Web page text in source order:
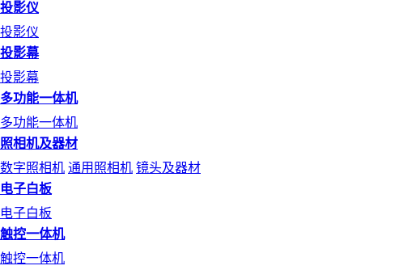
投影仪
投影仪
投影幕
投影幕
多功能一体机
多功能一体机
照相机及器材
数字照相机 通用照相机 镜头及器材
电子白板
电子白板
触控一体机
触控一体机